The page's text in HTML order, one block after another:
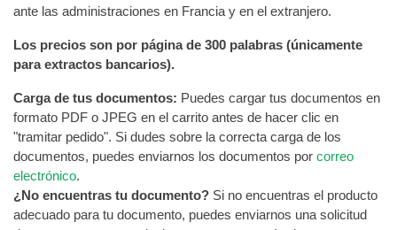
ante las administraciones en Francia y en el extranjero.
Los precios son por página de 300 palabras (únicamente
para extractos bancarios).
Carga de tus documentos: Puedes cargar tus documentos en
formato PDF o JPEG en el carrito antes de hacer clic en
"tramitar pedido". Si dudes sobre la correcta carga de los
documentos, puedes enviarnos los documentos por correo
electrónico.
¿No encuentras tu documento? Si no encuentras el producto
adecuado para tu documento, puedes enviarnos una solicitud